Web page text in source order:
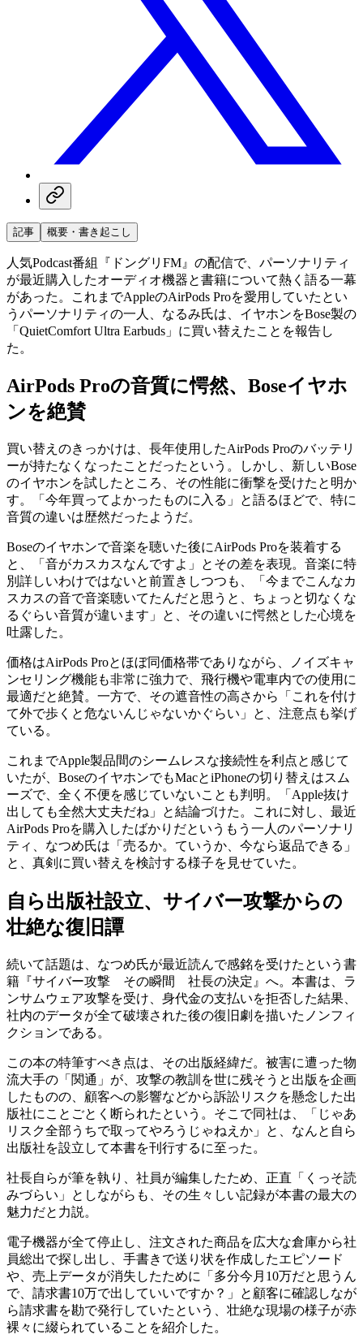
記事 概要・書き起こし
人気Podcast番組『ドングリFM』の配信で、パーソナリティ
が最近購入したオーディオ機器と書籍について熱く語る一幕
があった。これまでAppleのAirPods Proを愛用していたとい
うパーソナリティの一人、なるみ氏は、イヤホンをBose製の
「QuietComfort Ultra Earbuds」に買い替えたことを報告し
た。
AirPods Proの音質に愕然、Boseイヤホ
ンを絶賛
買い替えのきっかけは、長年使用したAirPods Proのバッテリ
ーが持たなくなったことだったという。しかし、新しいBose
のイヤホンを試したところ、その性能に衝撃を受けたと明か
す。「今年買ってよかったものに入る」と語るほどで、特に
音質の違いは歴然だったようだ。
Boseのイヤホンで音楽を聴いた後にAirPods Proを装着する
と、「音がカスカスなんですよ」とその差を表現。音楽に特
別詳しいわけではないと前置きしつつも、「今までこんなカ
スカスの音で音楽聴いてたんだと思うと、ちょっと切なくな
るぐらい音質が違います」と、その違いに愕然とした心境を
吐露した。
価格はAirPods Proとほぼ同価格帯でありながら、ノイズキャ
ンセリング機能も非常に強力で、飛行機や電車内での使用に
最適だと絶賛。一方で、その遮音性の高さから「これを付け
て外で歩くと危ないんじゃないかぐらい」と、注意点も挙げ
ている。
これまでApple製品間のシームレスな接続性を利点と感じて
いたが、BoseのイヤホンでもMacとiPhoneの切り替えはスム
ーズで、全く不便を感じていないことも判明。「Apple抜け
出しても全然大丈夫だね」と結論づけた。これに対し、最近
AirPods Proを購入したばかりだというもう一人のパーソナリ
ティ、なつめ氏は「売るか。ていうか、今なら返品できる」
と、真剣に買い替えを検討する様子を見せていた。
自ら出版社設立、サイバー攻撃からの
壮絶な復旧譚
続いて話題は、なつめ氏が最近読んで感銘を受けたという書
籍『サイバー攻撃 その瞬間 社長の決定』へ。本書は、ラ
ンサムウェア攻撃を受け、身代金の支払いを拒否した結果、
社内のデータが全て破壊された後の復旧劇を描いたノンフィ
クションである。
この本の特筆すべき点は、その出版経緯だ。被害に遭った物
流大手の「関通」が、攻撃の教訓を世に残そうと出版を企画
したものの、顧客への影響などから訴訟リスクを懸念した出
版社にことごとく断られたという。そこで同社は、「じゃあ
リスク全部うちで取ってやろうじゃねえか」と、なんと自ら
出版社を設立して本書を刊行するに至った。
社長自らが筆を執り、社員が編集したため、正直「くっそ読
みづらい」としながらも、その生々しい記録が本書の最大の
魅力だと力説。
電子機器が全て停止し、注文された商品を広大な倉庫から社
員総出で探し出し、手書きで送り状を作成したエピソード
や、売上データが消失したために「多分今月10万だと思うん
で、請求書10万で出していいですか？」と顧客に確認しなが
ら請求書を勘で発行していたという、壮絶な現場の様子が赤
裸々に綴られていることを紹介した。